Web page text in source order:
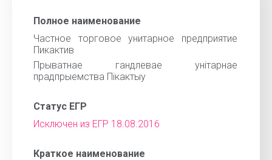
Полное наименование
Частное торговое унитарное предприятие
Пикактив
Прыватнае гандлевае унiтарнае
прадпрыемства Пiкактыу
Статус ЕГР
Исключен из ЕГР 18.08.2016
Краткое наименование